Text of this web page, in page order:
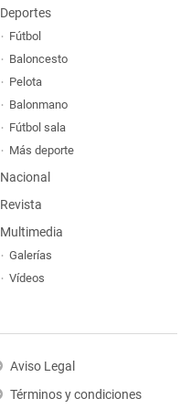
Deportes
Fútbol
Baloncesto
Pelota
Balonmano
Fútbol sala
Más deporte
Nacional
Revista
Multimedia
Galerías
Vídeos
Aviso Legal
Términos y condiciones